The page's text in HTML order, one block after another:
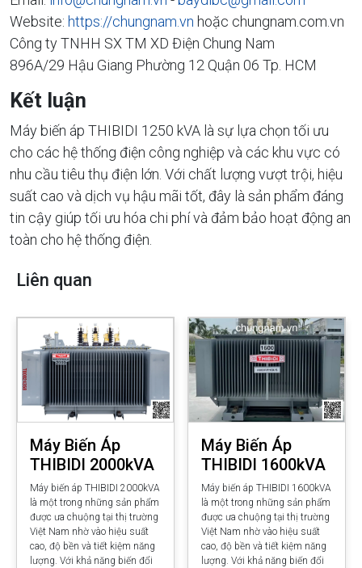
Website: https://chungnam.vn hoặc chungnam.com.vn
Công ty TNHH SX TM XD Điện Chung Nam
896A/29 Hậu Giang Phường 12 Quận 06 Tp. HCM
Kết luận
Máy biến áp THIBIDI 1250 kVA là sự lựa chọn tối ưu
cho các hệ thống điện công nghiệp và các khu vực có
nhu cầu tiêu thụ điện lớn. Với chất lượng vượt trội, hiệu
suất cao và dịch vụ hậu mãi tốt, đây là sản phẩm đáng
tin cậy giúp tối ưu hóa chi phí và đảm bảo hoạt động an
toàn cho hệ thống điện.
Liên quan
Máy Biến Áp
THIBIDI 2000kVA
Máy biến áp THIBIDI 2000kVA
là một trong những sản phẩm
được ưa chuộng tại thị trường
Việt Nam nhờ vào hiệu suất
cao, độ bền và tiết kiệm năng
lượng. Với khả năng biến đổi
Máy Biến Áp
THIBIDI 1600kVA
Máy biến áp THIBIDI 1600kVA
là một trong những sản phẩm
được ưa chuộng tại thị trường
Việt Nam nhờ vào hiệu suất
cao, độ bền và tiết kiệm năng
lượng. Với khả năng biến đổi